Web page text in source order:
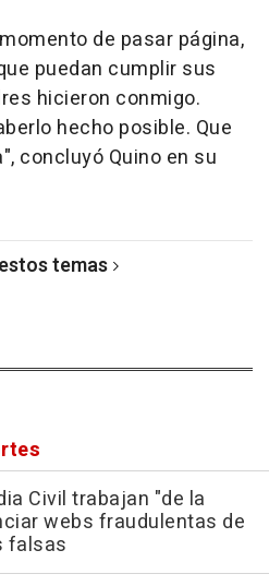
de pasar página,
puedan cumplir sus
hicieron conmigo.
hecho posible. Que
concluyó Quino en su
temas
Civil trabajan "de la
webs fraudulentas de
falsas